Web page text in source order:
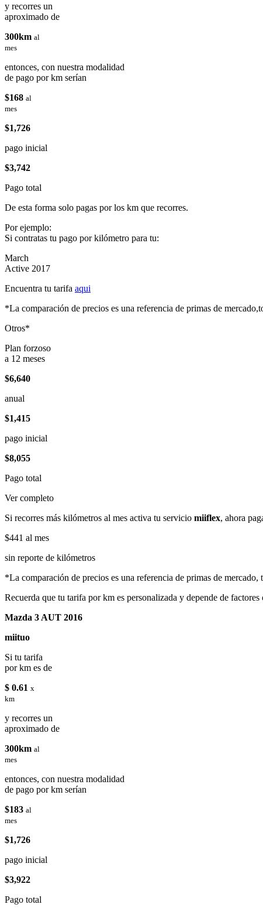
y recorres un
aproximado de
300km al
mes
entonces, con nuestra modalidad
de pago por km serían
$168 al
mes
$1,726
pago inicial
$3,742
Pago total
De esta forma solo pagas por los km que recorres.
Por ejemplo:
Si contratas tu pago por kilómetro para tu:
March
Active 2017
Encuentra tu tarifa aqui
*La comparación de precios es una referencia de primas de
Otros*
Plan forzoso
a 12 meses
$6,640
anual
$1,415
pago inicial
$8,055
Pago total
Ver completo
Si recorres más kilómetros al mes activa tu servicio miiflex, ahora
$441 al mes
sin reporte de kilómetros
*La comparación de precios es una referencia de primas de
Recuerda que tu tarifa por km es personalizada y depende de
Mazda 3 AUT 2016
miituo
Si tu tarifa
por km es de
$ 0.61 x
km
y recorres un
aproximado de
300km al
mes
entonces, con nuestra modalidad
de pago por km serían
$183 al
mes
$1,726
pago inicial
$3,922
Pago total